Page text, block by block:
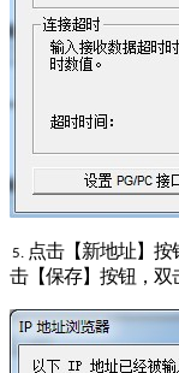
5. 点击【新地址】按
击【保存】按钮，双